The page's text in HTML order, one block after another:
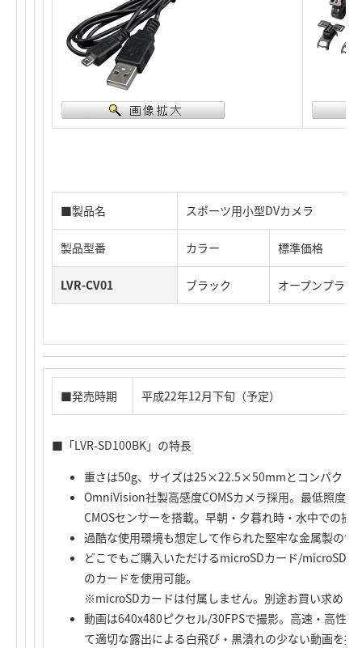
■製品名 スポーツ用小型DVカメラ
製品型番 カラー 標準価格
LVR-CV01 ブラック オープンプライ
■発売時期 平成22年12月下旬（予定）
■「LVR-SD100BK」の特長
重さは50g、サイズは25×22.5×50mmとコンパクト
OmniVision社製高感度COMSカメラ採用。最低照度
CMOSセンサーを搭載。早朝・夕暮れ時・水中での撮
過酷な使用環境も想定して作られた堅牢な金属製の筐
どこでもご購入いただけるmicroSDカード/
のカードを使用可能。
※microSDカードは付属しません。別途お買い求めく
動画は640x480ピクセル/30FPSで撮影。高速・高性
て適切な露出による白飛び・黒潰れの少ない動画を